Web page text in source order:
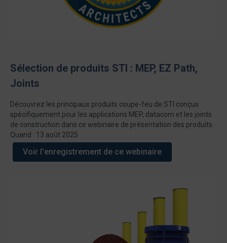
Sélection de produits STI : MEP, EZ Path,
Joints
Découvrez les principaux produits coupe-feu de STI conçus
spécifiquement pour les applications MEP, datacom et les joints
de construction dans ce webinaire de présentation des produits.
Quand : 13 août 2025
Voir l'enregistrement de ce webinaire